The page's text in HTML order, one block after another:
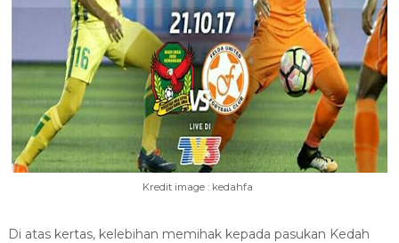
Kredit image : kedahfa
Di atas kertas, kelebihan memihak kepada pasukan Kedah